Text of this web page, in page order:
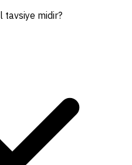
tavsiye midir?